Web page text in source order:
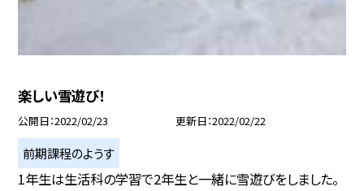
楽しい雪遊び！
公開日 2022/02/23 更新日 2022/02/22
前期課程のようす
1年生は生活科の学習で2年生と一緒に雪遊びをしました。